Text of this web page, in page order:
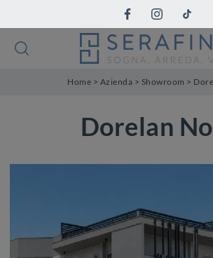
Home > Azienda > Showroom >
Dorelan